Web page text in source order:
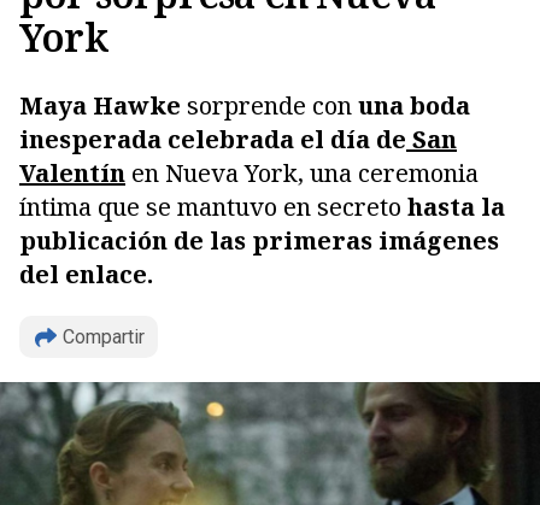
York
Maya Hawke sorprende conuna boda
inesperada celebrada el día de San
Valentín en Nueva York, una ceremonia
íntima que se mantuvo en secreto hasta la
publicación de las primeras imágenes
del enlace.
Compartir